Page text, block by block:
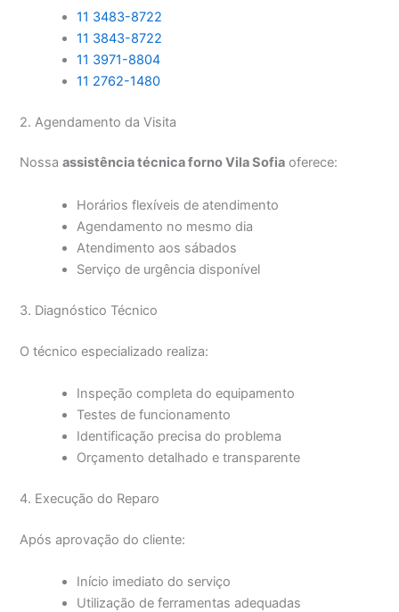
11 3483-8722
11 3843-8722
11 3971-8804
11 2762-1480
2. Agendamento da Visita
Nossaassistência técnica forno Vila Sofia oferece:
Horários flexíveis de atendimento
Agendamento no mesmo dia
Atendimento aos sábados
Serviço de urgência disponível
3. Diagnóstico Técnico
O técnico especializado realiza:
Inspeção completa do equipamento
Testes de funcionamento
Identificação precisa do problema
Orçamento detalhado e transparente
4. Execução do Reparo
Após aprovação do cliente:
Início imediato do serviço
Utilização de ferramentas adequadas